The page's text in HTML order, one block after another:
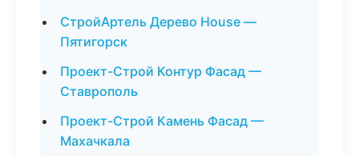
СтройАртель Дерево House —
Пятигорск
Проект-Строй Контур Фасад —
Ставрополь
Проект-Строй Камень Фасад —
Махачкала